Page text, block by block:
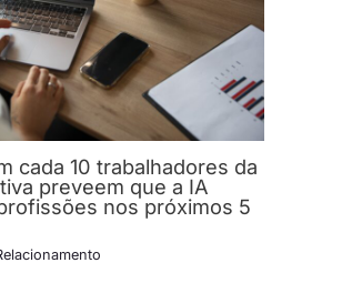
cada 10 trabalhadores da
preveem que a IA
nos próximos 5